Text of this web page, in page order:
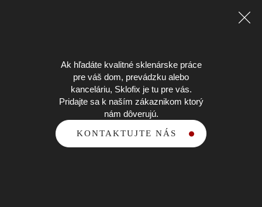
Ak hľadáte kvalitné sklenárske práce
pre váš dom, prevádzku alebo
kanceláriu, Sklofix je tu pre vás.
Pridajte sa k naším zákaznikom ktorý
nám dôverujú.
KONTAKTUJTE NÁS